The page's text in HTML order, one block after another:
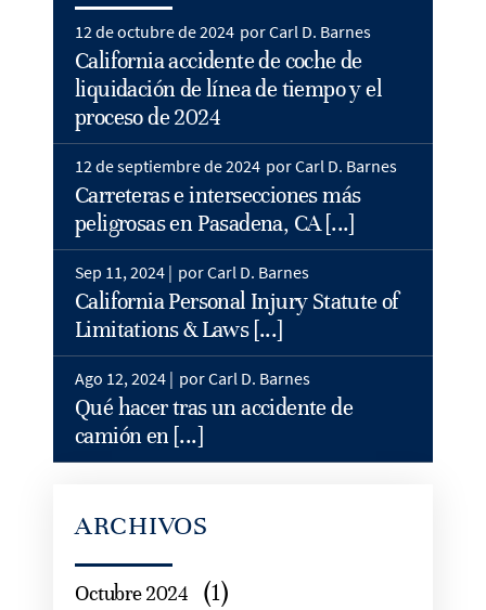
12 de octubre de 2024 por Carl D. Barnes
California accidente de coche de
liquidación de línea de tiempo y el
proceso de 2024
12 de septiembre de 2024 por Carl D. Barnes
Carreteras e intersecciones más
peligrosas en Pasadena, CA [...]
Sep 11, 2024 | por Carl D. Barnes
California Personal Injury Statute of
Limitations & Laws [...]
Ago 12, 2024 | por Carl D. Barnes
Qué hacer tras un accidente de
camión en [...]
ARCHIVOS
Octubre 2024 (1)